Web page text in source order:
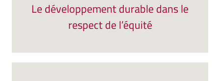
Le développement durable dans le
respect de l’équité